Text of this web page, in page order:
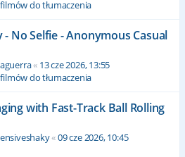
do tłumaczenia
- No Selfie - Anonymous Casual
« 13 cze 2026, 13:55
do tłumaczenia
with Fast-Track Ball Rolling
«09 cze 2026, 10:45